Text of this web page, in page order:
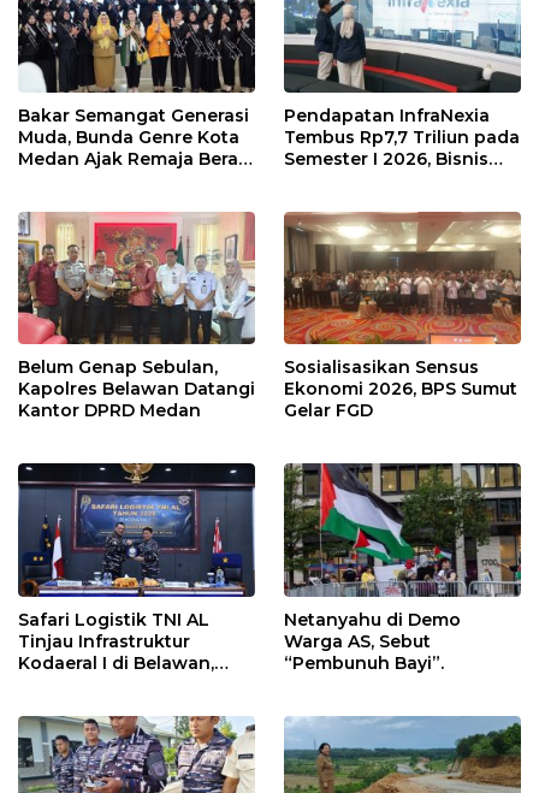
Bakar Semangat Generasi
Muda, Bunda Genre Kota
Medan Ajak Remaja Berani
Pendapatan InfraNexia
Tembus Rp7,7 Triliun pada
Semester I 2026, Bisnis
Belum Genap Sebulan,
Kapolres Belawan Datangi
Kantor DPRD Medan
Sosialisasikan Sensus
Ekonomi 2026, BPS Sumut
Gelar FGD
Safari Logistik TNI AL
Tinjau Infrastruktur
Kodaeral I di Belawan,
Netanyahu di Demo
Warga AS, Sebut
“Pembunuh Bayi”.